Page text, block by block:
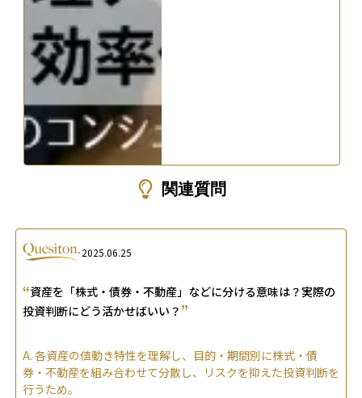
関連質問
2025.06.25
“資産を「株式・債券・不動産」などに分ける意味は？実際の
投資判断にどう活かせばいい？ ”
A. 各資産の値動き特性を理解し、目的・期間別に株式・債
券・不動産を組み合わせて分散し、リスクを抑えた投資判断を
行うため。